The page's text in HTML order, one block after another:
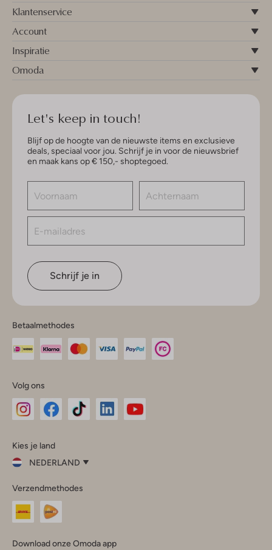
Klantenservice
Account
Inspiratie
Omoda
Let's keep in touch!
Blijf op de hoogte van de nieuwste items en exclusieve
deals, speciaal voor jou. Schrijf je in voor de nieuwsbrief
en maak kans op € 150,- shoptegoed.
Schrijf je in
Betaalmethodes
Volg ons
InstagramFacebook
Kies je land
NEDERLAND
je
land
Nederland
Verzendmethodes
Download onze Omoda app